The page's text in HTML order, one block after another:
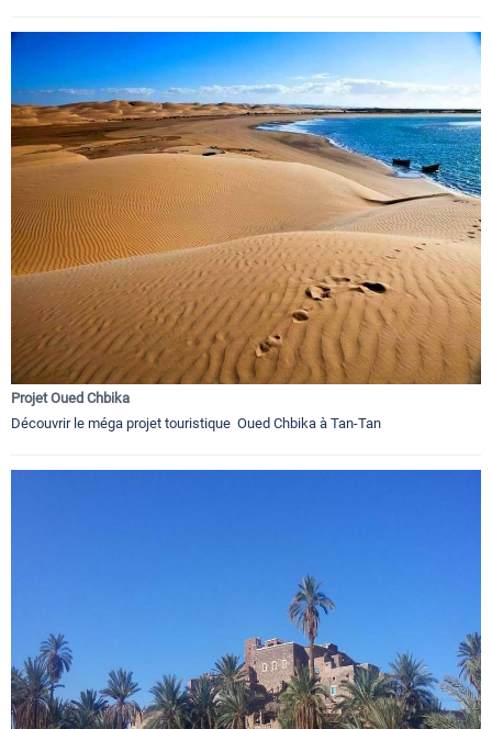
Projet Oued Chbika
Découvrir le méga projet touristique Oued Chbika à Tan-Tan